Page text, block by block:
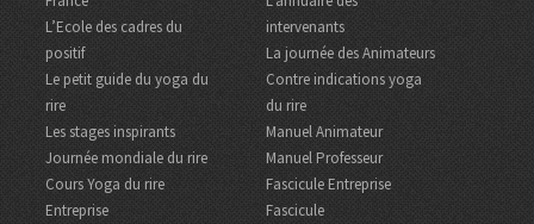
L’Ecole des cadres du
positif
Le petit guide du yoga du
rire
Les stages inspirants
Journée mondiale du rire
Cours Yoga du rire
Entreprise
intervenants
La journée des Animateurs
Contre indications yoga
du rire
Manuel Animateur
Manuel Professeur
Fascicule Entreprise
Fascicule